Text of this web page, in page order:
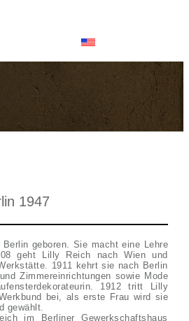
1947
geboren. Sie macht eine Lehre
geht Lilly Reich nach Wien und
1911 kehrt sie nach Berlin
Zimmereinrichtungen sowie Mode
1912 tritt Lilly
bei, als erste Frau wird sie
gewählt.
im Berliner Gewerkschaftshaus